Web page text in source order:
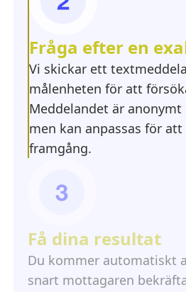
Fråga efter en
Vi skickar ett
målenheten för att
Meddelandet är
men kan anpassas för
framgång.
Få dina resultat
Du kommer automatiskt
snart mottagaren